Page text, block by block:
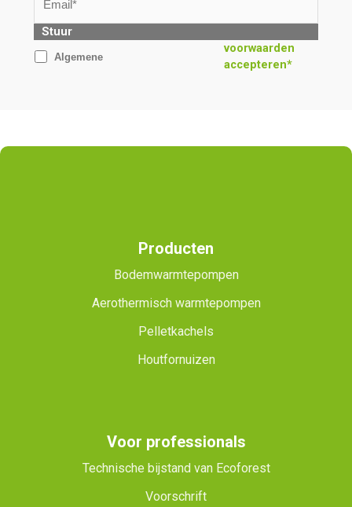
Stuur
Algemene
voorwaarden
accepteren*
Producten
Bodemwarmtepompen
Aerothermisch warmtepompen
Pelletkachels
Houtfornuizen
Voor professionals
Technische bijstand van Ecoforest
Voorschrift